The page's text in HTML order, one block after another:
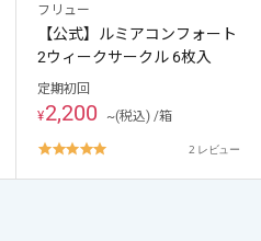
フリュー
【公式】ルミアコンフォート
2ウィークサークル 6枚入
定期初回
¥2,200 ~(税込) /箱
5.0
rating
2 レビュー